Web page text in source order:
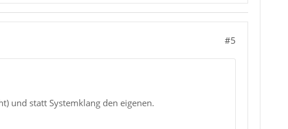
#5
und statt Systemklang den eigenen.